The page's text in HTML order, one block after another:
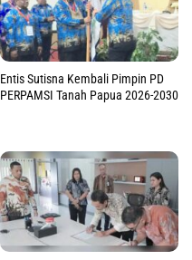
Entis Sutisna Kembali Pimpin PD
PERPAMSI Tanah Papua 2026-2030